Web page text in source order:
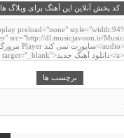
کد پخش آنلاین این آهنگ برای وبلاگ ها
برچسب ها